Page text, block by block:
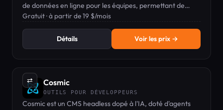
de données en ligne pour les équipes, permettant de
concevoir, importer et réviser des schémas SQL
Gratuit · à partir de 19 $/mois
Détails Voir les prix →
⇄ Cosmic
OUTILS POUR DÉVELOPPEURS
Cosmic est un CMS headless dopé à l'IA, doté d'agents